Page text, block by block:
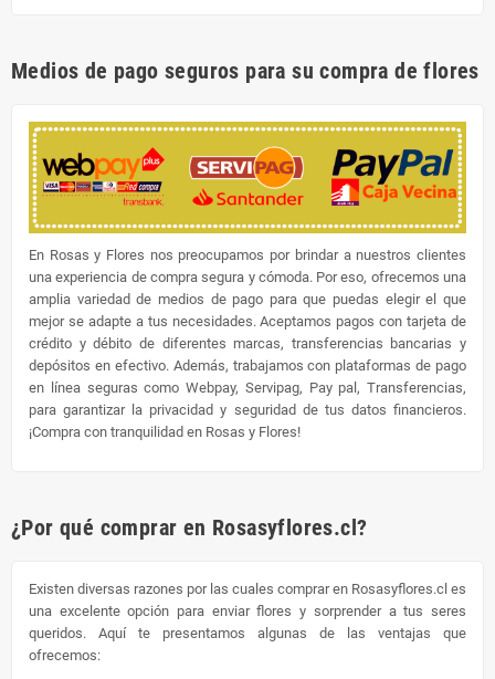
Medios de pago seguros para su compra de flores
En Rosas y Flores nos preocupamos por brindar a nuestros clientes
una experiencia de compra segura y cómoda. Por eso, ofrecemos una
amplia variedad de medios de pago para que puedas elegir el que
mejor se adapte a tus necesidades. Aceptamos pagos con tarjeta de
crédito y débito de diferentes marcas, transferencias bancarias y
depósitos en efectivo. Además, trabajamos con plataformas de pago
en línea seguras como Webpay, Servipag, Pay pal, Transferencias,
para garantizar la privacidad y seguridad de tus datos financieros.
¡Compra con tranquilidad en Rosas y Flores!
¿Por qué comprar en Rosasyflores.cl?
Existen diversas razones por las cuales comprar en Rosasyflores.cl es
una excelente opción para enviar flores y sorprender a tus seres
queridos. Aquí te presentamos algunas de las ventajas que
ofrecemos: